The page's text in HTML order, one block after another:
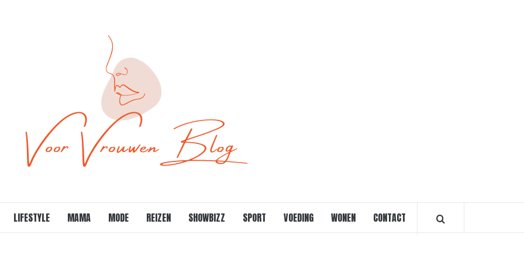
LIFESTYLE MAMA MODE REIZEN SHOWBIZZ SPORT VOEDING WONEN CONTACT